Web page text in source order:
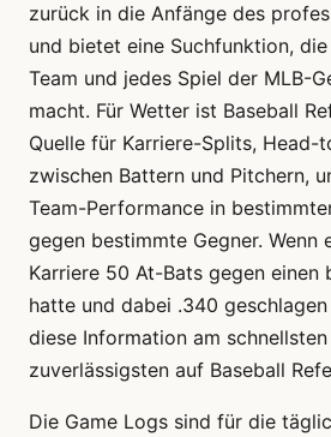
zurück in die Anfänge des
und bietet eine Suchfunktion,
Team und jedes Spiel der MLB-
macht. Für Wetter ist Baseball
Quelle für Karriere-Splits,
zwischen Battern und Pitchern,
Team-Performance in
gegen bestimmte Gegner. Wenn
Karriere 50 At-Bats gegen einen
hatte und dabei .340
diese Information am schnellsten
zuverlässigsten auf Baseball
Die Game Logs sind für die